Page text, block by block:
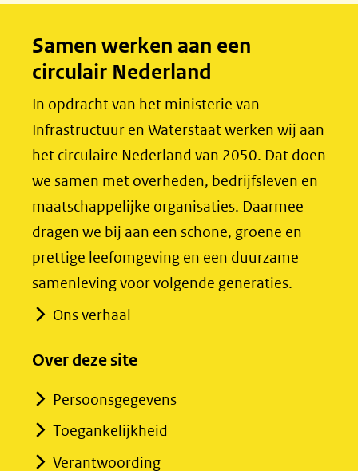
o
k
(opent
(verwijst
naar
een
andere
website)
I
n
(opent
(verwijst
naar
een
andere
website)
Samen werken aan een
circulair Nederland
In opdracht van het ministerie van
Infrastructuur en Waterstaat werken wij aan
het circulaire Nederland van 2050. Dat doen
we samen met overheden, bedrijfsleven en
maatschappelijke organisaties. Daarmee
dragen we bij aan een schone, groene en
prettige leefomgeving en een duurzame
samenleving voor volgende generaties.
Ons verhaal
Over deze site
Persoonsgegevens
Toegankelijkheid
Verantwoording